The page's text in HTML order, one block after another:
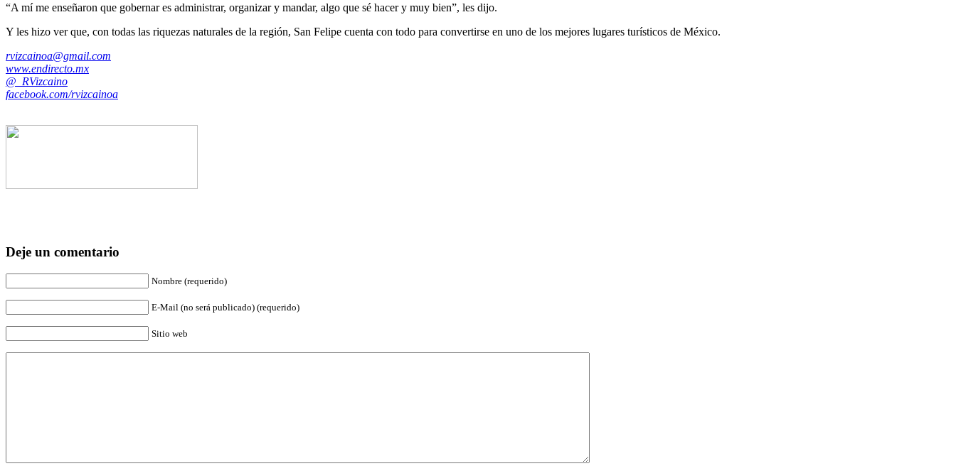
“A mí me enseñaron que gobernar es administrar, organizar y mandar, algo que sé hacer y muy bien”, les dijo.
Y les hizo ver que, con todas las riquezas naturales de la región, San Felipe cuenta con todo para convertirse en uno de los mejores lugares turísticos de México.
rvizcainoa@gmail.com
www.endirecto.mx
@_RVizcaino
facebook.com/rvizcainoa
Deje un comentario
Nombre (requerido)
E-Mail (no será publicado) (requerido)
Sitio web